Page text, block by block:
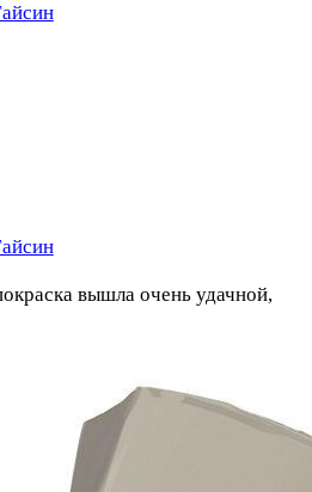
вышла очень удачной,